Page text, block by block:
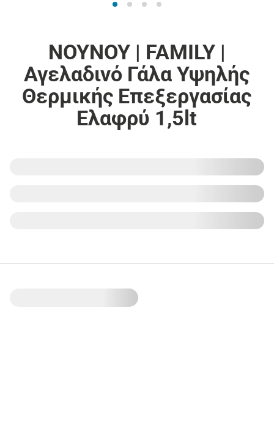
ΝΟΥΝΟΥ | FAMILY |
Αγελαδινό Γάλα Υψηλής
Θερμικής Επεξεργασίας
Ελαφρύ 1,5lt